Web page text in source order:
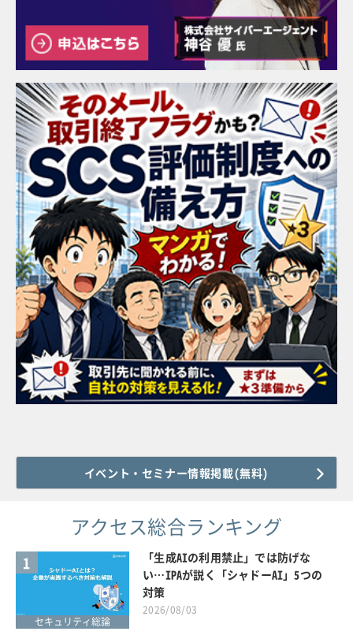
イベント・セミナー情報掲載(無料)
アクセス総合ランキング
1
セキュリティ総論
「生成AIの利用禁止」では防げな
い…IPAが説く「シャドーAI」5つの
対策
2026/08/03